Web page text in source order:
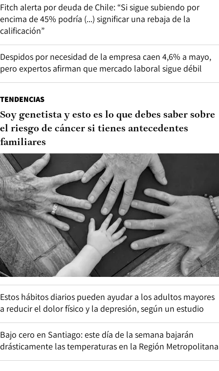
Fitch alerta por deuda de Chile: “Si sigue subiendo por
encima de 45% podría (...) significar una rebaja de la
calificación”
Despidos por necesidad de la empresa caen 4,6% a mayo,
pero expertos afirman que mercado laboral sigue débil
TENDENCIAS
Soy genetista y esto es lo que debes saber sobre
el riesgo de cáncer si tienes antecedentes
familiares
Estos hábitos diarios pueden ayudar a los adultos mayores
a reducir el dolor físico y la depresión, según un estudio
Bajo cero en Santiago: este día de la semana bajarán
drásticamente las temperaturas en la Región Metropolitana